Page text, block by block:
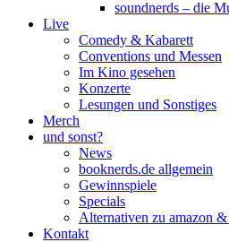
soundnerds – die
Live
Comedy & Kabarett
Conventions und Messen
Im Kino gesehen
Konzerte
Lesungen und Sonstiges
Merch
und sonst?
News
booknerds.de allgemein
Gewinnspiele
Specials
Alternativen zu amazon
Kontakt